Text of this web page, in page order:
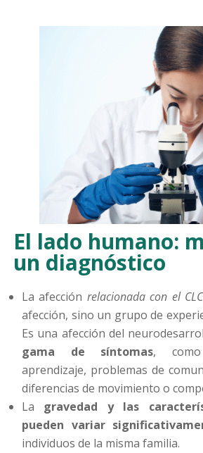
El lado humano:
un diagnóstico
La afección relacionada con el
afección, sino un grupo de
Es una afección del
gama de síntomas,
aprendizaje, problemas de
diferencias de movimiento o
La gravedad y las
pueden variar
individuos de la misma familia.